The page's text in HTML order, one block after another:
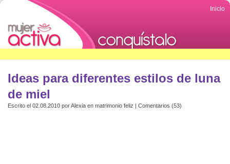
Inicio
Ideas para diferentes estilos de luna
de miel
Escrito el 02.08.2010 porAlexia en matrimonio feliz | Comentarios (53)